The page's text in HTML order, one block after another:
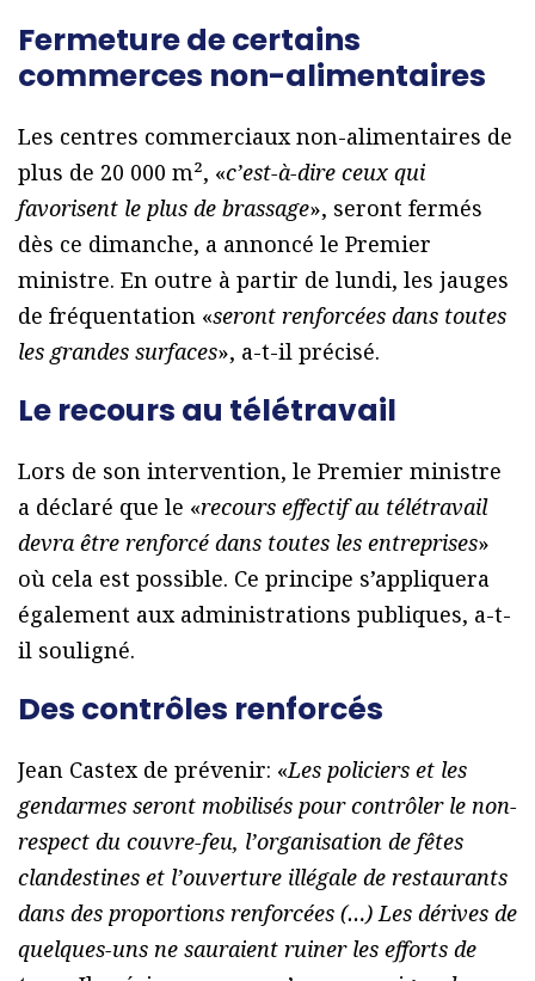
Fermeture de certains
commerces non-alimentaires
Les centres commerciaux non-alimentaires de
plus de 20 000 m², «c’est-à-dire ceux qui
favorisent le plus de brassage», seront fermés
dès ce dimanche, a annoncé le Premier
ministre. En outre à partir de lundi, les jauges
de fréquentation «seront renforcées dans toutes
les grandes surfaces», a-t-il précisé.
Le recours au télétravail
Lors de son intervention, le Premier ministre
a déclaré que le «recours effectif au télétravail
devra être renforcé dans toutes les entreprises»
où cela est possible. Ce principe s’appliquera
également aux administrations publiques, a-t-
il souligné.
Des contrôles renforcés
Jean Castex de prévenir: «Les policiers et les
gendarmes seront mobilisés pour contrôler le non-
respect du couvre-feu, l’organisation de fêtes
clandestines et l’ouverture illégale de restaurants
dans des proportions renforcées (…) Les dérives de
quelques-uns ne sauraient ruiner les efforts de